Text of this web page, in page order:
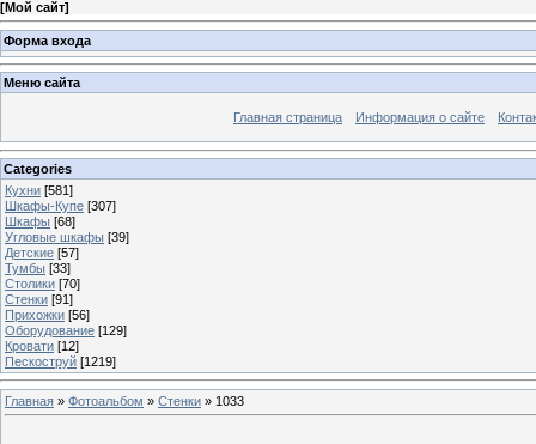
[Мой сайт]
Форма входа
Меню сайта
Главная страница Информация о сайте
Categories
Кухни [581]
Шкафы-Купе [307]
Шкафы [68]
Угловые шкафы [39]
Детские [57]
Тумбы [33]
Столики [70]
Стенки [91]
Прихожки [56]
Оборудование [129]
Кровати [12]
Пескоструй [1219]
Главная » Фотоальбом » Стенки » 1033